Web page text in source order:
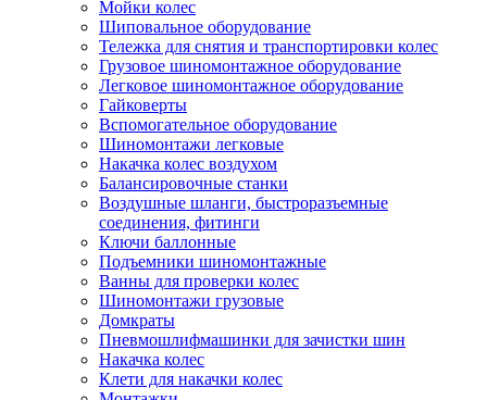
Мойки колес
Шиповальное оборудование
Тележка для снятия и транспортировки колес
Грузовое шиномонтажное оборудование
Легковое шиномонтажное оборудование
Гайковерты
Вспомогательное оборудование
Шиномонтажи легковые
Накачка колес воздухом
Балансировочные станки
Воздушные шланги, быстроразъемные
соединения, фитинги
Ключи баллонные
Подъемники шиномонтажные
Ванны для проверки колес
Шиномонтажи грузовые
Домкраты
Пневмошлифмашинки для зачистки шин
Накачка колес
Клети для накачки колес